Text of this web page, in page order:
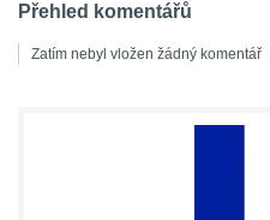
Přehled komentářů
Zatím nebyl vložen žádný komentář